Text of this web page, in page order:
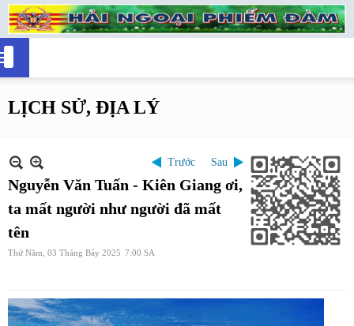
LỊCH SỬ, ĐỊA LÝ
Trước Sau
Nguyễn Văn Tuấn - Kiên Giang ơi,
ta mất người như người đã mất
tên
Thứ Năm, 03 Tháng Bảy 2025 7:00 SA